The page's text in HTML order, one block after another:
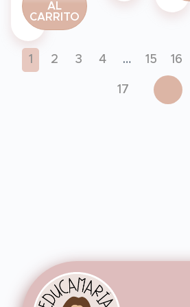
AL
CARRITO
1 2 3 4 … 15 16
17